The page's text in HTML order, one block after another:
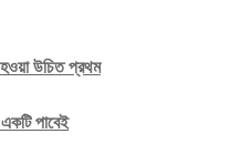
হওয়া উচিত প্রথম
পাবেই